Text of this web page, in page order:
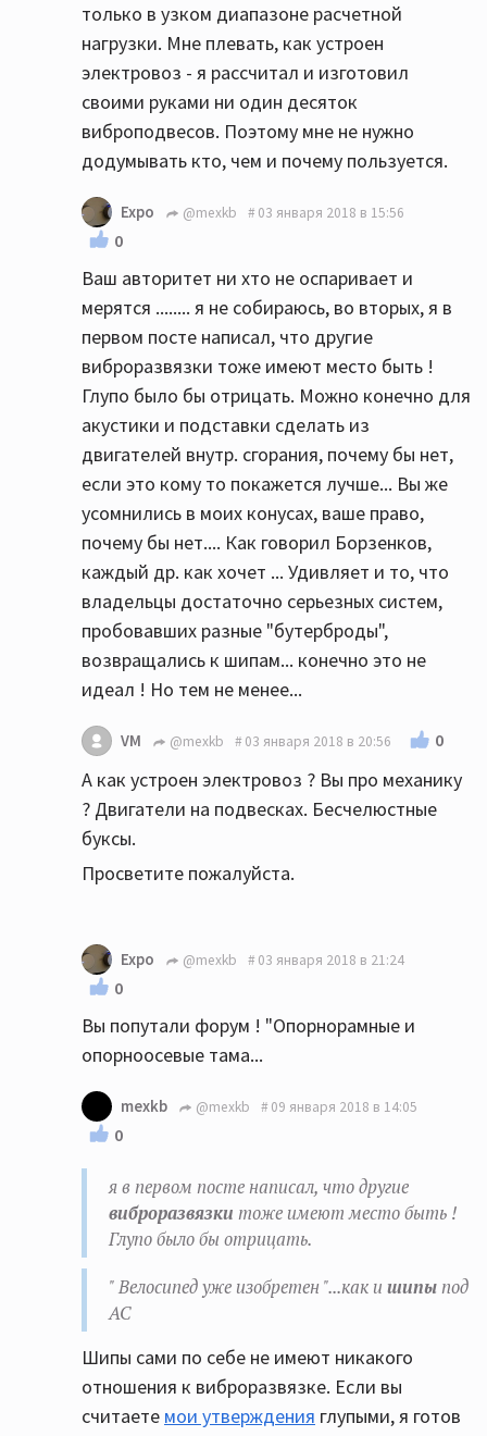
только в узком диапазоне расчетной
нагрузки. Мне плевать, как устроен
электровоз - я рассчитал и изготовил
своими руками ни один десяток
виброподвесов. Поэтому мне не нужно
додумывать кто, чем и почему пользуется.
Expo @mexkb 03 января 2018 в 15:56
0
Ваш авторитет ни хто не оспаривает и
мерятся ........ я не собираюсь, во вторых, я в
первом посте написал, что другие
виброразвязки тоже имеют место быть !
Глупо было бы отрицать. Можно конечно для
акустики и подставки сделать из
двигателей внутр. сгорания, почему бы нет,
если это кому то покажется лучше... Вы же
усомнились в моих конусах, ваше право,
почему бы нет.... Как говорил Борзенков,
каждый др. как хочет ... Удивляет и то, что
владельцы достаточно серьезных систем,
пробовавших разные "бутерброды",
возвращались к шипам... конечно это не
идеал ! Но тем не менее...
VM @mexkb 03 января 2018 в 20:56 0
А как устроен электровоз ? Вы про механику
? Двигатели на подвесках. Бесчелюстные
буксы.
Просветите пожалуйста.
Expo @mexkb 03 января 2018 в 21:24
0
Вы попутали форум ! "Опорнорамные и
опорноосевые тама...
mexkb @mexkb 09 января 2018 в 14:05
0
я в первом посте написал, что другие
виброразвязки тоже имеют место быть !
Глупо было бы отрицать.
" Велосипед уже изобретен "...как и шипыпод
АС
Шипы сами по себе не имеют никакого
отношения к виброразвязке. Если вы
считаете мои утверждения глупыми, я готов